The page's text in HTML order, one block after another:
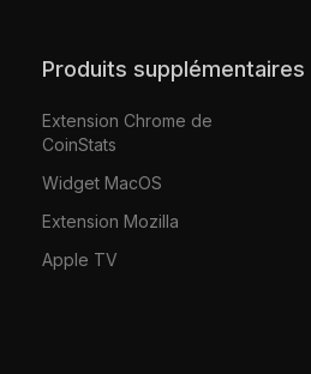
Produits supplémentaires
Extension Chrome de
CoinStats
Widget MacOS
Extension Mozilla
Apple TV